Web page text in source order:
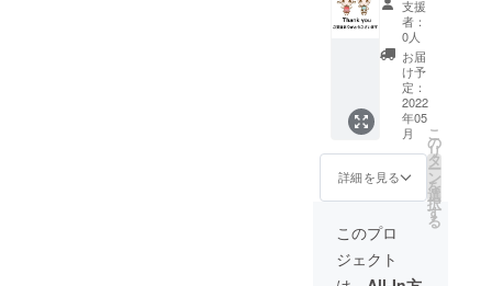
能な教
室名ま
たはご
氏名
（イニ
シャル
可）を
御入力
くださ
ジナル
カード
（黒鍵
のかた
まりを
覚える
ための
カー
ド） ＊
zoomオ
るレッ
容相談
ち・ぴ
あの」
使い方
セミ
ナー(正
規販売
前に使
用可
能） ＊
zoomオ
るレッ
スン内
容相談
アドバ
出版教
本「ぷ
ち・ぴ
あの」
に、ご
支援い
ただい
た方の
教室名
または
ご氏名
（イニ
シャル
可）掲
載 ＊教
本「ぷ
支援
者：
0人
お届
け予
定：
2022
年05
月
詳細を見る
こ
の
リ
タ
ー
ン
を
選
択
す
る
このプロ
ジェクト